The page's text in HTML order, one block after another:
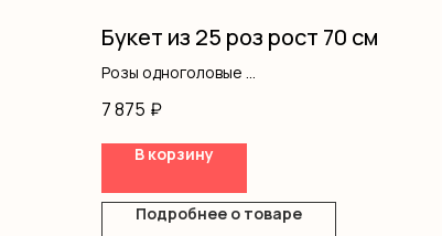
Букет из 25 роз рост 70 см
Розы одноголовые
7 875 ₽
В корзину
Подробнее о товаре